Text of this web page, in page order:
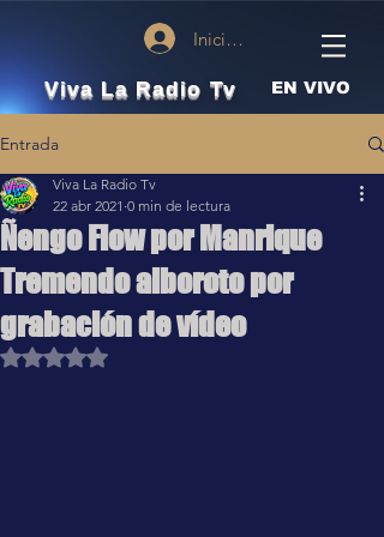
Iniciar sesión
Viva La Radio Tv EN VIVO
Entrada
Ñengo Flow por Manrique
Tremendo alboroto por
grabación de vídeo
Viva La Radio Tv
22 abr 2021 0 min de lectura
Obtuvo NaN de 5 estrellas.